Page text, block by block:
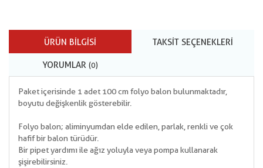
ÜRÜN BILGISI TAKSIT SEÇENEKLERI
YORUMLAR (0)
Paket içerisinde 1 adet 100 cm folyo balon bulunmaktadır,
boyutu değişkenlik gösterebilir.
Folyo balon; aliminyumdan elde edilen, parlak, renkli ve çok
hafif bir balon türüdür.
Bir pipet yardımı ile ağız yoluyla veya pompa kullanarak
şişirebilirsiniz.